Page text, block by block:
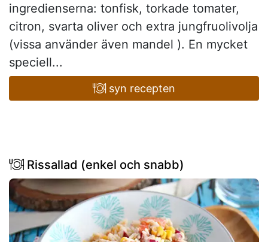
ingredienserna: tonfisk, torkade tomater,
citron, svarta oliver och extra jungfruolivolja
(vissa använder även mandel ). En mycket
speciell...
syn recepten
Rissallad (enkel och snabb)